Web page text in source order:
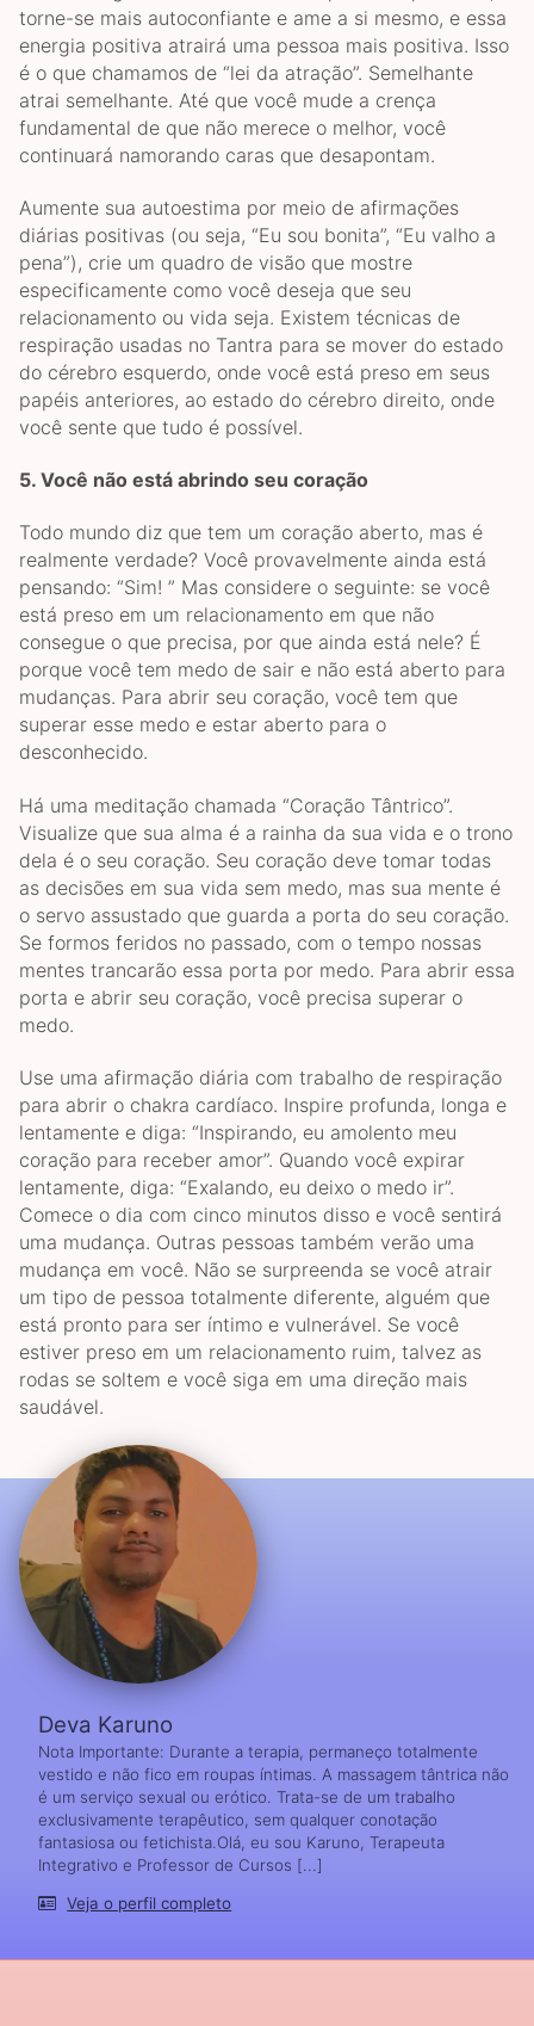
torne-se mais autoconfiante e ame a si mesmo, e essa
energia positiva atrairá uma pessoa mais positiva. Isso
é o que chamamos de “lei da atração”. Semelhante
atrai semelhante. Até que você mude a crença
fundamental de que não merece o melhor, você
continuará namorando caras que desapontam.
Aumente sua autoestima por meio de afirmações
diárias positivas (ou seja, “Eu sou bonita”, “Eu valho a
pena”), crie um quadro de visão que mostre
especificamente como você deseja que seu
relacionamento ou vida seja. Existem técnicas de
respiração usadas no Tantra para se mover do estado
do cérebro esquerdo, onde você está preso em seus
papéis anteriores, ao estado do cérebro direito, onde
você sente que tudo é possível.
5. Você não está abrindo seu coração
Todo mundo diz que tem um coração aberto, mas é
realmente verdade? Você provavelmente ainda está
pensando: “Sim! ” Mas considere o seguinte: se você
está preso em um relacionamento em que não
consegue o que precisa, por que ainda está nele? É
porque você tem medo de sair e não está aberto para
mudanças. Para abrir seu coração, você tem que
superar esse medo e estar aberto para o
desconhecido.
Há uma meditação chamada “Coração Tântrico”.
Visualize que sua alma é a rainha da sua vida e o trono
dela é o seu coração. Seu coração deve tomar todas
as decisões em sua vida sem medo, mas sua mente é
o servo assustado que guarda a porta do seu coração.
Se formos feridos no passado, com o tempo nossas
mentes trancarão essa porta por medo. Para abrir essa
porta e abrir seu coração, você precisa superar o
medo.
Use uma afirmação diária com trabalho de respiração
para abrir o chakra cardíaco. Inspire profunda, longa e
lentamente e diga: “Inspirando, eu amolento meu
coração para receber amor”. Quando você expirar
lentamente, diga: “Exalando, eu deixo o medo ir”.
Comece o dia com cinco minutos disso e você sentirá
uma mudança. Outras pessoas também verão uma
mudança em você. Não se surpreenda se você atrair
um tipo de pessoa totalmente diferente, alguém que
está pronto para ser íntimo e vulnerável. Se você
estiver preso em um relacionamento ruim, talvez as
rodas se soltem e você siga em uma direção mais
saudável.
Deva Karuno
Nota Importante: Durante a terapia, permaneço totalmente
vestido e não fico em roupas íntimas. A massagem tântrica não
é um serviço sexual ou erótico. Trata-se de um trabalho
exclusivamente terapêutico, sem qualquer conotação
fantasiosa ou fetichista.Olá, eu sou Karuno, Terapeuta
Integrativo e Professor de Cursos [...]
Veja o perfil completo